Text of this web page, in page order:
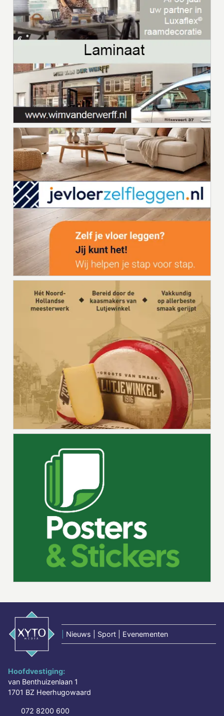
Nieuws | Sport | Evenementen
Hoofdvestiging:
van Benthuizenlaan 1
1701 BZ Heerhugowaard
072 8200 600